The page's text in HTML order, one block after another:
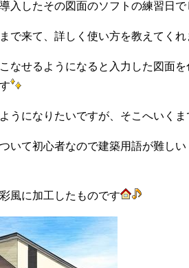
入したその図面のソフトの練習日で
で来て、詳しく使い方を教えてくれ
なせるようになると入力した図面を
うになりたいですが、そこへいく
いて初心者なので建築用語が難しい
に加工したものです